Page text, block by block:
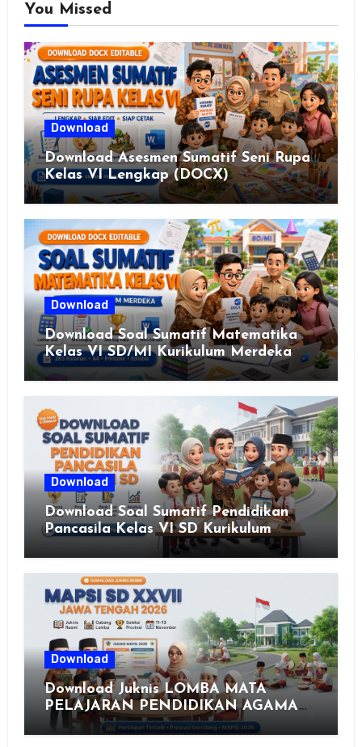
You Missed
Download
Download Asesmen Sumatif Seni Rupa
Kelas VI Lengkap (DOCX)
Download
Download Soal Sumatif Matematika
Kelas VI SD/MI Kurikulum Merdeka
Download
Download Soal Sumatif Pendidikan
Pancasila Kelas VI SD Kurikulum
Merdeka, Solusi Praktis Guru
Download
Download Juknis LOMBA MATA
PELAJARAN PENDIDIKAN AGAMA
ISLAM DAN SENI ISLAMI (MAPSI)